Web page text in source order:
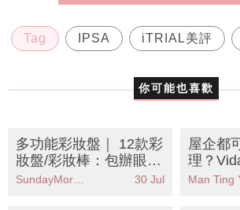
Tag IPSA iTRIAL美評
你可能也喜歡
多功能彩妝盤｜ 12款彩
妝盤/彩妝棒：包辦眼
影/胭脂/唇彩！旅行化
SundayMore編輯部 30 Jul
屋企都
理？
系列全